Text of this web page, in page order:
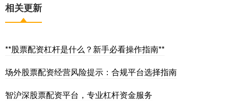
相关更新
**股票配资杠杆是什么？新手必看操作指南**
场外股票配资经营风险提示：合规平台选择指南
智沪深股票配资平台，专业杠杆资金服务